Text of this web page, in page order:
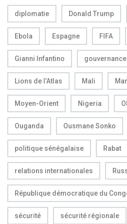
diplomatie Donald Trump
Ebola Espagne FIFA
Gianni Infantino gouvernance
Lions de l’Atlas Mali
Moyen-Orient Nigeria
Ouganda Ousmane Sonko
politique sénégalaise Rabat
relations internationales
République démocratique du
sécurité sécurité régionale